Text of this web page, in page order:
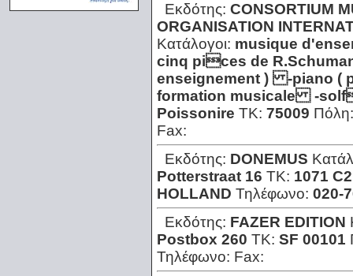
Εκδότης: CONSORTIUM
ORGANISATION
Κατάλογοι: musique
cinq pices de
enseignement ) -piano (
formation musicale -
Poissonire ΤΚ: 75009
Fax:
Εκδότης: DONEMUS
Potterstraat 16 ΤΚ: 1071 C2
HOLLAND Τηλέφωνο: 020-
Εκδότης: FAZER EDITION
Postbox 260 ΤΚ: SF 00101
Τηλέφωνο: Fax: